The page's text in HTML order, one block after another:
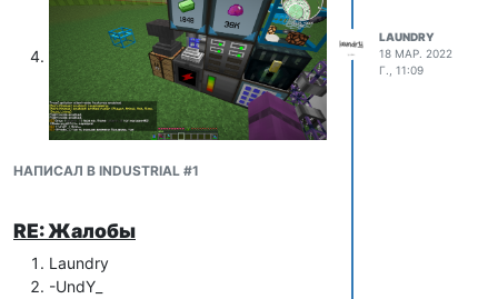
своим предметом!
НАПИСАЛ В INDUSTRIAL #1
LAUNDRY
18 МАР. 2022
Г., 11:09
RE: Жалобы
Laundry
-UndY_